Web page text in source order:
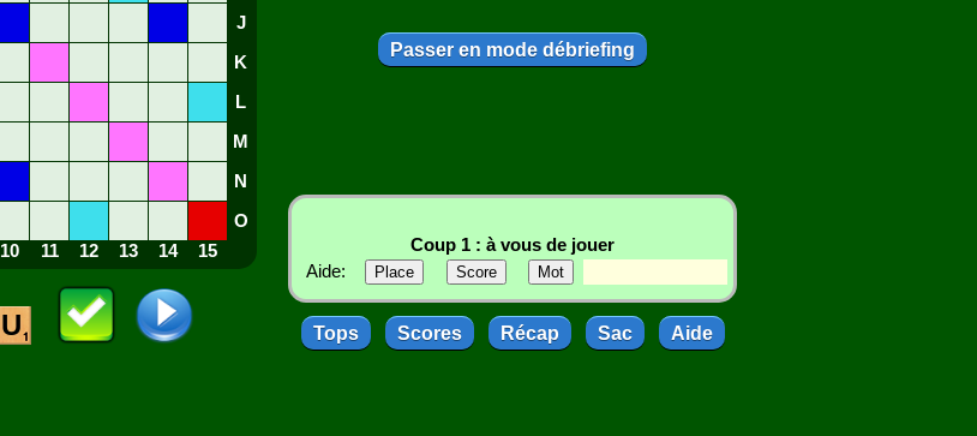
J
K
L
M
N
O
10 11 12 13 14 15
U
Passer en mode débriefing
Coup 1 : à vous de jouer
Aide:
Tops Scores Récap Sac Aide